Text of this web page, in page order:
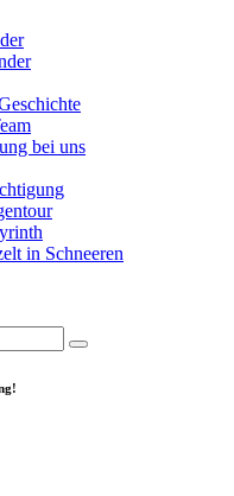
bei uns
in Schneeren